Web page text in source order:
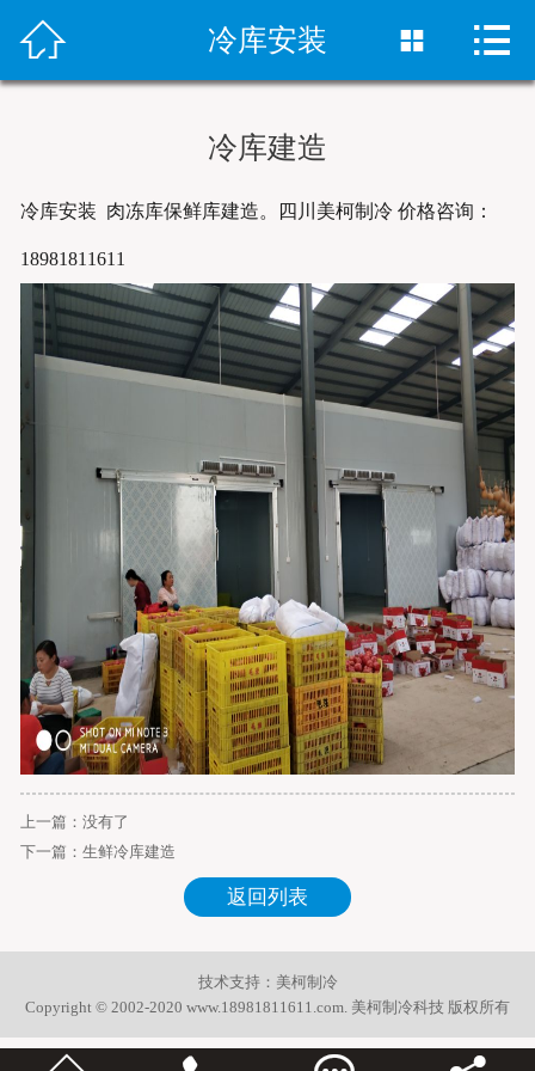
首页
销售网络
案例中心
新闻资讯
关于我们
联系我们
 冷库安装  
冷库建造
冷库安装 肉冻库保鲜库建造。四川美柯制冷 价格咨询：
18981811611
上一篇：没有了
下一篇： 生鲜冷库建造
返回列表
技术支持： 美柯制冷
Copyright © 2002-2020 www.18981811611.com. 美柯制冷科技 版权所有